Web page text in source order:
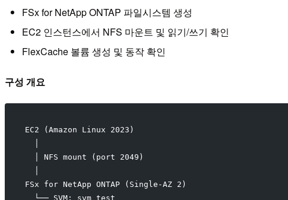
FSx for NetApp ONTAP 파일시스템 생성
EC2 인스턴스에서 NFS 마운트 및 읽기/쓰기 확인
FlexCache 볼륨 생성 및 동작 확인
구성 개요
EC2 (Amazon Linux 2023)
  │ NFS mount (port 2049)
FSx for NetApp ONTAP (Single-AZ 2)
  └── SVM: svm_test